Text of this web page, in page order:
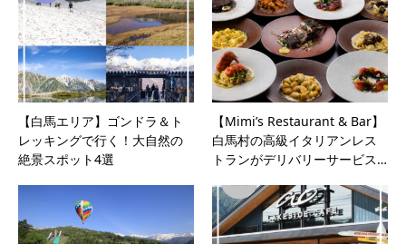
【白馬エリア】ゴンドラ＆ト
レッキングで行く！大自然の
絶景スポット4選
【Mimi’s Restaurant & Bar】
白馬村の高級イタリアンレス
トランがデリバリーサービス…